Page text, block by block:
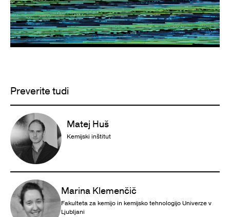
Preverite tudi
Matej Huš
Kemijski inštitut
Marina Klemenčič
Fakulteta za kemijo in kemijsko tehnologijo Univerze v
Ljubljani